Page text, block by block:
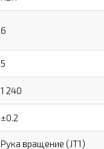
6
5
1 240
±0.2
Рука вращение (JT1)